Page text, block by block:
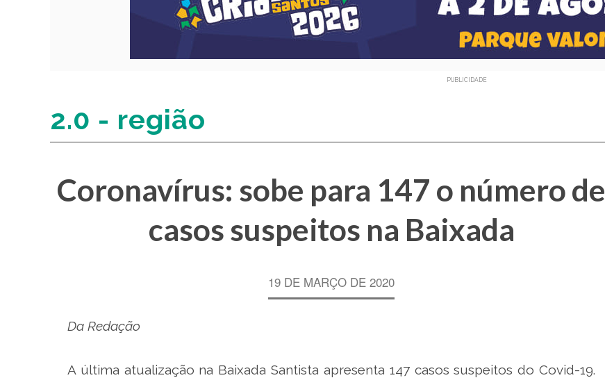
PUBLICIDADE
2.0 - região
Coronavírus: sobe para 147 o número de
casos suspeitos na Baixada
19 DE MARÇO DE 2020
Da Redação
A última atualização na Baixada Santista apresenta 147 casos suspeitos do Covid-19.